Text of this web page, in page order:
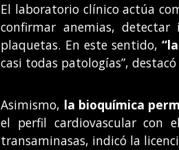
El laboratorio clínico actúa
confirmar anemias,
plaquetas. En este sentido,
casi todas patologías”,
Asimismo, la bioquímica
el perfil cardiovascular con
transaminasas, indicó la